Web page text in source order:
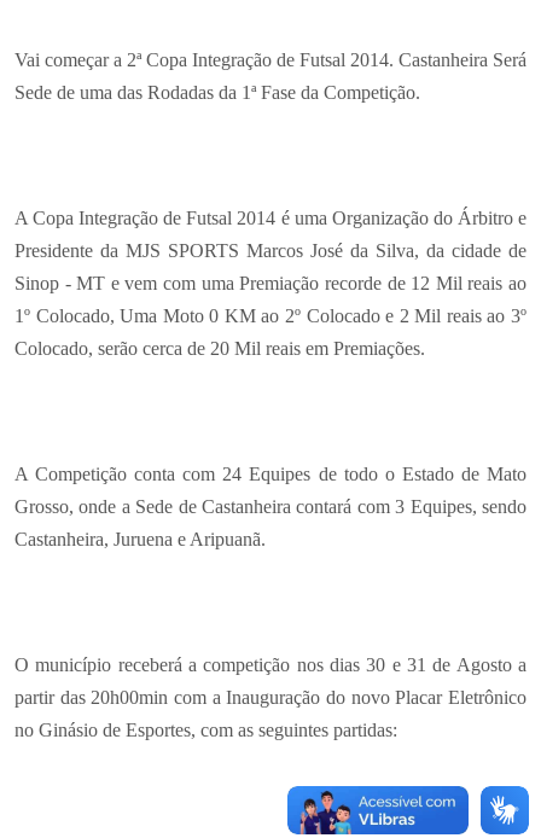
Vai começar a 2ª Copa Integração de Futsal 2014. Castanheira Será
Sede de uma das Rodadas da 1ª Fase da Competição.
A Copa Integração de Futsal 2014 é uma Organização do Árbitro e
Presidente da MJS SPORTS Marcos José da Silva, da cidade de
Sinop - MT e vem com uma Premiação recorde de 12 Mil reais ao
1º Colocado, Uma Moto 0 KM ao 2º Colocado e 2 Mil reais ao 3º
Colocado, serão cerca de 20 Mil reais em Premiações.
A Competição conta com 24 Equipes de todo o Estado de Mato
Grosso, onde a Sede de Castanheira contará com 3 Equipes, sendo
Castanheira, Juruena e Aripuanã.
O município receberá a competição nos dias 30 e 31 de Agosto a
partir das 20h00min com a Inauguração do novo Placar Eletrônico
no Ginásio de Esportes, com as seguintes partidas: